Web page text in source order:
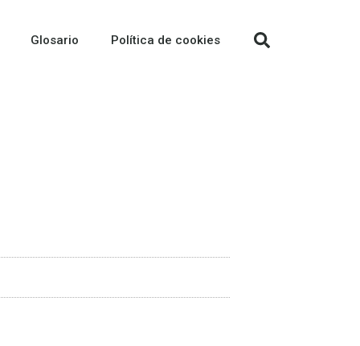
Glosario Política de cookies